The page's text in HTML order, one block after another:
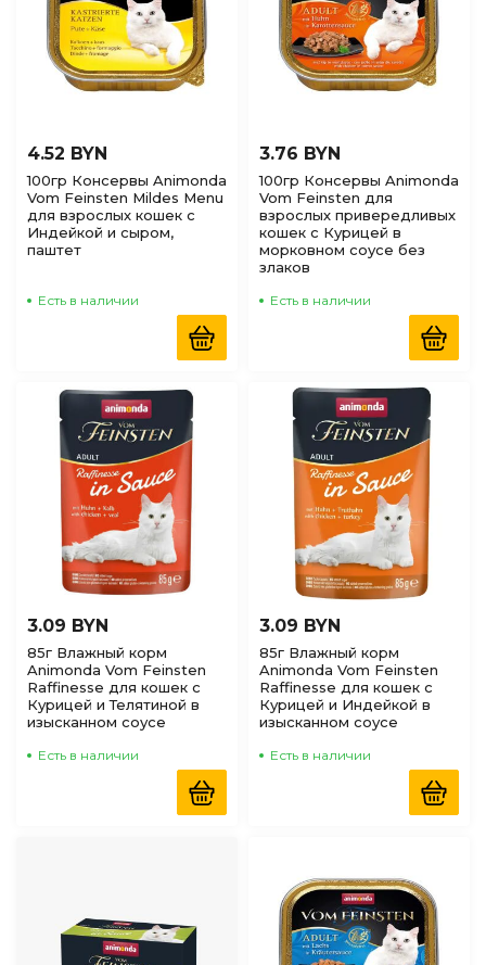
4.52 BYN
100гр Консервы Animonda
Vom Feinsten Mildes Menu
для взрослых кошек с
Индейкой и сыром,
паштет
Есть в наличии
3.76 BYN
100гр Консервы Animonda
Vom Feinsten для
взрослых привередливых
кошек с Курицей в
морковном соусе без
злаков
Есть в наличии
3.09 BYN
85г Влажный корм
Animonda Vom Feinsten
Raffinesse для кошек с
Курицей и Телятиной в
изысканном соусе
Есть в наличии
3.09 BYN
85г Влажный корм
Animonda Vom Feinsten
Raffinesse для кошек с
Курицей и Индейкой в
изысканном соусе
Есть в наличии